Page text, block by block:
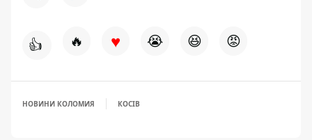
👍 🔥 ♥ 😭 😆 😡
НОВИНИ КОЛОМИЯ КОСІВ